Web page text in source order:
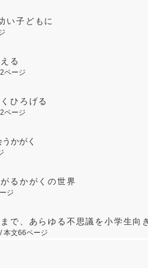
い子どもに
る
ページ
ひろげる
ページ
かがく
るかがくの世界
ジ
で、あらゆる不思議を小学生向
本文66ページ